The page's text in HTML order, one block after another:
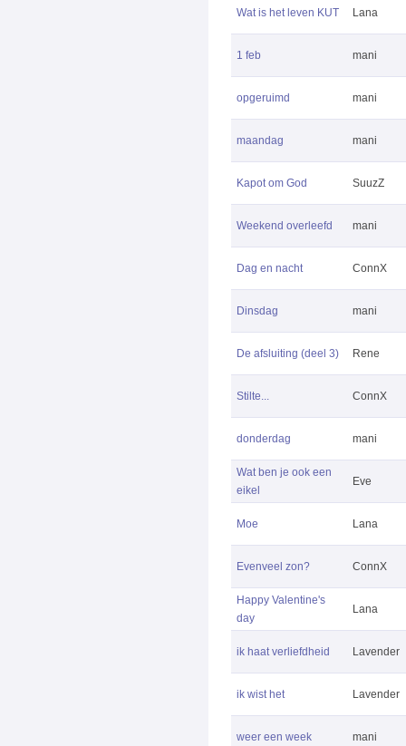
Wat is het leven KUT Lana
1 feb mani
opgeruimd mani
maandag mani
Kapot om God SuuzZ
Weekend overleefd mani
Dag en nacht ConnX
Dinsdag mani
De afsluiting (deel 3) Rene
Stilte... ConnX
donderdag mani
Wat ben je ook een
eikel
Eve
Moe Lana
Evenveel zon? ConnX
Happy Valentine's
day
Lana
ik haat verliefdheid Lavender
ik wist het Lavender
weer een week mani